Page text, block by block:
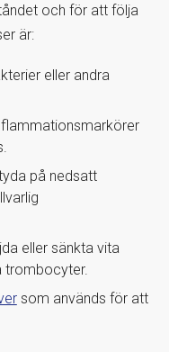
och för att följa
är:
eller andra
på nedsatt
eller sänkta vita
trombocyter.
som används för att